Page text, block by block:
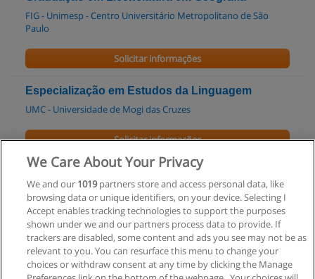
FIG - Unimesp - Centro Universitário Metropolitano de São
Paulo
Solicitar informações
Especialização em Estudos da Linguagem
UMC - Universidade de Mogi das Cruzes
Solicitar informações
Especialização em Liderança e Gestão em
Políticas Públicas
UNIFRAN - Universidade de Franca
Solicitar informações
We Care About Your Privacy
We and our 1019partners store and access personal data, like
browsing data or unique identifiers, on your device. Selecting I
Accept enables tracking technologies to support the purposes
shown under we and our partners process data to provide. If
trackers are disabled, some content and ads you see may not be as
relevant to you. You can resurface this menu to change your
choices or withdraw consent at any time by clicking the Manage